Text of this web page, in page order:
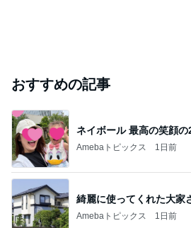
おすすめの記事
ネイボール 最高の笑顔の
Amebaトピックス 1日前
綺麗に使ってくれた大家
Amebaトピックス 1日前